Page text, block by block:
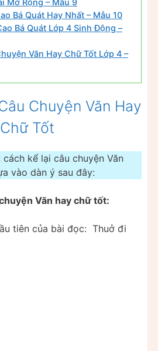
Mở Rộng – Mẫu 9
Bá Quát Hay Nhất – Mẫu 10
Bá Quát Lớp 4 Sinh Động –
Văn Hay Chữ Tốt Lớp 4 –
Chuyện Văn Hay
Chữ Tốt
kể lại câu chuyện Văn
vào dàn ý sau đây:
Văn hay chữ tốt:
tiên của bài đọc: Thuở đi